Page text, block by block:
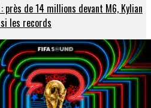
près de 14 millions devant M6, Kylian
les records